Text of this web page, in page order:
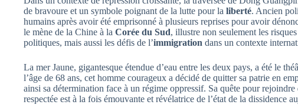
de bravoure et un symbole poignant de la lutte pour la liberté. Ancien
humains après avoir été emprisonné à plusieurs reprises pour avoir
le mène de la Chine à la Corée du Sud, illustre non seulement les
politiques, mais aussi les défis de l’immigration dans un contexte
La mer Jaune, gigantesque étendue d’eau entre les deux pays, a été le
l’âge de 68 ans, cet homme courageux a décidé de quitter sa patrie en
ainsi sa détermination face à un régime oppressif. Sa quête pour rejoindre
respectée est à la fois émouvante et révélatrice de l’état de la dissidence